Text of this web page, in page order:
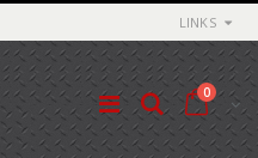
LINKS
0